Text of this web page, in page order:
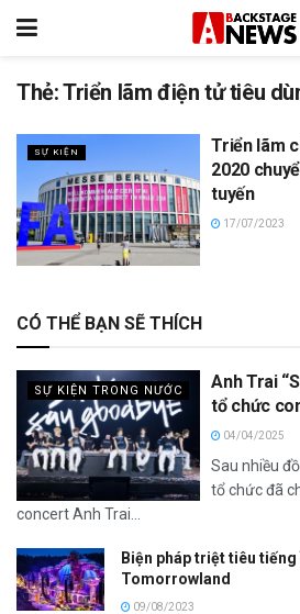
Thẻ:Triển lãm điện tử tiêu
SỰ KIỆN
Triển lãm
2020
tuyến
17/07/2023
CÓ THỂ BẠN SẼ THÍCH
SỰ KIỆN TRONG NƯỚC
Anh Trai
tổ chức
04/04/2025
Sau nhiều
tổ chức đã
concert Anh Trai...
Biện pháp triệt tiêu
Tomorrowland
09/08/2023